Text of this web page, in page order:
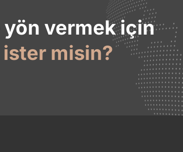
vermek için
ister misin?